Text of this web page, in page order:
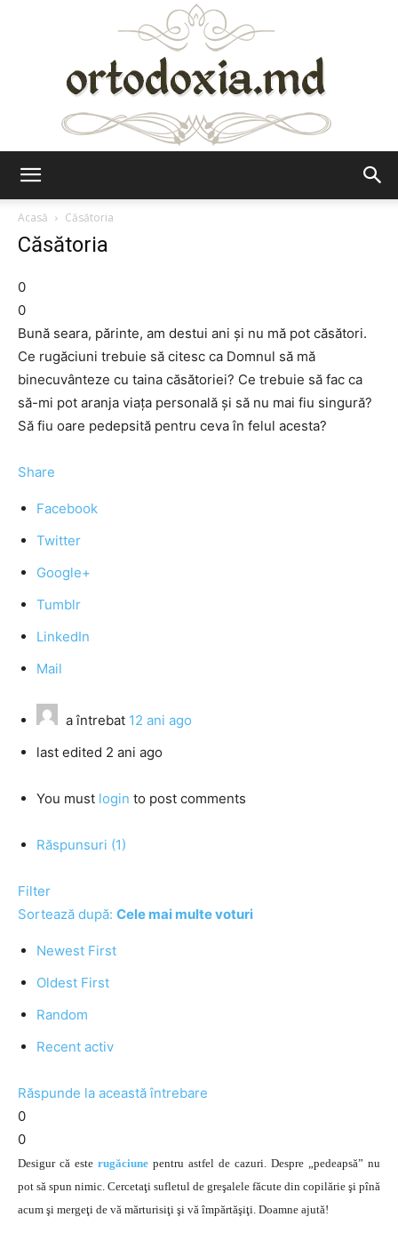
Acasă
Căsătoria
Căsătoria
0
0
Bună seara, părinte, am destui ani și nu mă pot căsători.
Ce rugăciuni trebuie să citesc ca Domnul să mă
binecuvânteze cu taina căsătoriei? Ce trebuie să fac ca
să-mi pot aranja viața personală și să nu mai fiu singură?
Să fiu oare pedepsită pentru ceva în felul acesta?
Share
Facebook
Twitter
Google+
Tumblr
LinkedIn
Mail
a întrebat 12 ani ago
last edited 2 ani ago
You must login to post comments
Răspunsuri (1)
Filter
Sortează după: Cele mai multe voturi
Newest First
Oldest First
Random
Recent activ
Răspunde la această întrebare
0
0
Desigur că este rugăciune pentru astfel de cazuri. Despre „pedeapsă” nu
pot să spun nimic. Cercetaţi sufletul de greşalele făcute din copilărie şi pînă
acum şi mergeţi de vă mărturisiţi şi vă împărtăşiţi. Doamne ajută!